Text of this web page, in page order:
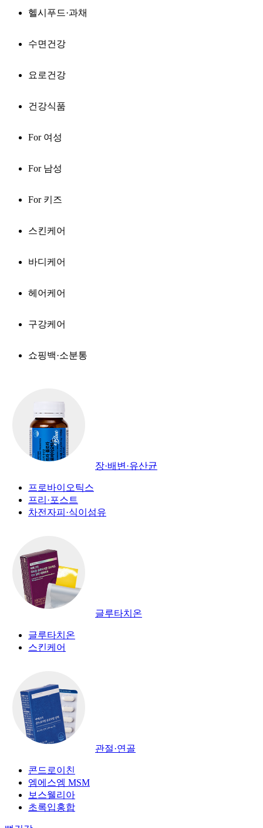
헬시푸드·과채
수면건강
요로건강
건강식품
For 여성
For 남성
For 키즈
스킨케어
바디케어
헤어케어
구강케어
쇼핑백·소분통
장·배변·유산균
프로바이오틱스
프리·포스트
차전자피·식이섬유
글루타치온
글루타치온
스킨케어
관절·연골
콘드로이친
엠에스엠 MSM
보스웰리아
초록입홍합